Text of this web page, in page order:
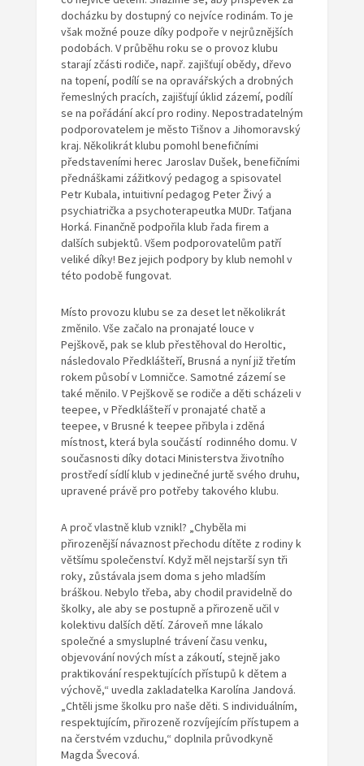
docházku by dostupný co nejvíce rodinám. To je
však možné pouze díky podpoře v nejrůznějších
podobách. V průběhu roku se o provoz klubu
starají zčásti rodiče, např. zajišťují obědy, dřevo
na topení, podílí se na opravářských a drobných
řemeslných pracích, zajišťují úklid zázemí, podílí
se na pořádání akcí pro rodiny. Nepostradatelným
podporovatelem je město Tišnov a Jihomoravský
kraj. Několikrát klubu pomohl benefičními
představeními herec Jaroslav Dušek, benefičními
přednáškami zážitkový pedagog a spisovatel
Petr Kubala, intuitivní pedagog Peter Živý a
psychiatrička a psychoterapeutka MUDr. Taťjana
Horká. Finančně podpořila klub řada firem a
dalších subjektů. Všem podporovatelům patří
veliké díky! Bez jejich podpory by klub nemohl v
této podobě fungovat.
Místo provozu klubu se za deset let několikrát
změnilo. Vše začalo na pronajaté louce v
Pejškově, pak se klub přestěhoval do Heroltic,
následovalo Předklášteří, Brusná a nyní již třetím
rokem působí v Lomničce. Samotné zázemí se
také měnilo. V Pejškově se rodiče a děti scházeli v
teepee, v Předklášteří v pronajaté chatě a
teepee, v Brusné k teepee přibyla i zděná
místnost, která byla součástí rodinného domu. V
současnosti díky dotaci Ministerstva životního
prostředí sídlí klub v jedinečné jurtě svého druhu,
upravené právě pro potřeby takového klubu.
A proč vlastně klub vznikl? „Chyběla mi
přirozenější návaznost přechodu dítěte z rodiny k
většímu společenství. Když měl nejstarší syn tři
roky, zůstávala jsem doma s jeho mladším
bráškou. Nebylo třeba, aby chodil pravidelně do
školky, ale aby se postupně a přirozeně učil v
kolektivu dalších dětí. Zároveň mne lákalo
společné a smysluplné trávení času venku,
objevování nových míst a zákoutí, stejně jako
praktikování respektujících přístupů k dětem a
výchově,“ uvedla zakladatelka Karolína Jandová.
„Chtěli jsme školku pro naše děti. S individuálním,
respektujícím, přirozeně rozvíjejícím přístupem a
na čerstvém vzduchu,“ doplnila průvodkyně
Magda Švecová.